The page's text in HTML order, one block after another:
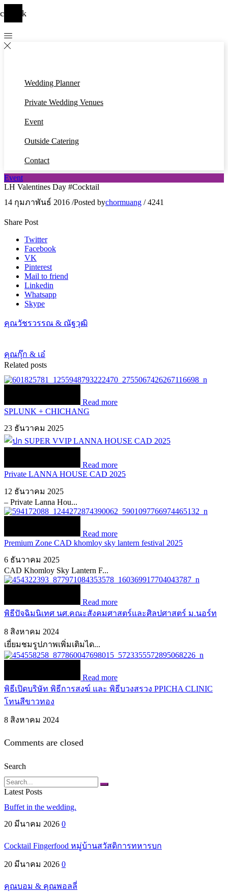
Wedding Planner
Private Wedding Venues
Event
Outside Catering
Contact
Event
LH Valentines Day #Cocktail
14 กุมภาพันธ์ 2016 /Posted bychormuang / 4241
Share Post
Twitter
Facebook
VK
Pinterest
Mail to friend
Linkedin
Whatsapp
Skype
คุณวัชรวรรณ & ณัฐวุฒิ
คุณกุ๊ก & เอ๋
Related posts
Read more
SPLUNK + CHICHANG
23 ธันวาคม 2025
Read more
Private LANNA HOUSE CAD 2025
12 ธันวาคม 2025
– Private Lanna Hou...
Read more
Premium Zone CAD khomloy sky lantern festival 2025
6 ธันวาคม 2025
CAD Khomloy Sky Lantern F...
Read more
พิธีปัจฉิมนิเทศ นศ.คณะสังคมศาสตร์และศิลปศาสตร์ ม.นอร์ท
8 สิงหาคม 2024
เยี่ยมชมรูปภาพเพิ่มเติมได...
Read more
พิธีเปิดบริษัท พิธีการสงฆ์ และ พิธีบวงสรวง PPICHA CLINIC
โทนสีขาวทอง
8 สิงหาคม 2024
Comments are closed
Search
Search
Latest Posts
Buffet in the wedding.
20 มีนาคม 2026 0
Cocktail Fingerfood หมู่บ้านสวัสดิการทหารบก
20 มีนาคม 2026 0
คุณบอม & คุณพอลลี่